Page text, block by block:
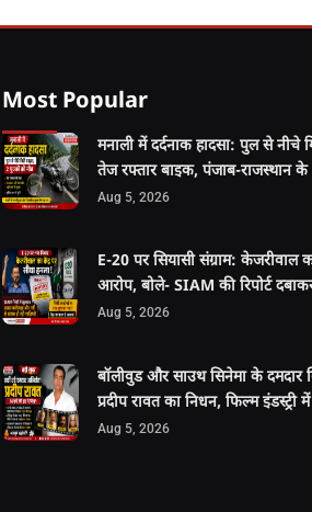
Most Popular
मनाली में दर्दनाक हादसा: पुल से नीचे
तेज रफ्तार बाइक, पंजाब-राजस्थान के
युवकों की मौत
Aug 5, 2026
E-20 पर सियासी संग्राम: केजरीवाल
आरोप, बोले- SIAM की रिपोर्ट
वापस कराई गई
Aug 5, 2026
बॉलीवुड और साउथ सिनेमा के दमदार
प्रदीप रावत का निधन, फिल्म इंडस्ट्री
की लहर
Aug 5, 2026